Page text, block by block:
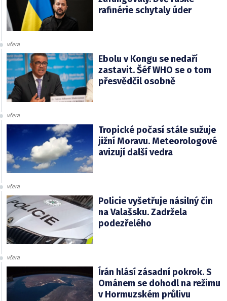
rafinérie schytaly úder
včera
Ebolu v Kongu se nedaří
zastavit. Šéf WHO se o tom
přesvědčil osobně
včera
Tropické počasí stále sužuje
jižní Moravu. Meteorologové
avizují další vedra
včera
Policie vyšetřuje násilný čin
na Valašsku. Zadržela
podezřelého
včera
Írán hlásí zásadní pokrok. S
Ománem se dohodl na režimu
v Hormuzském průlivu